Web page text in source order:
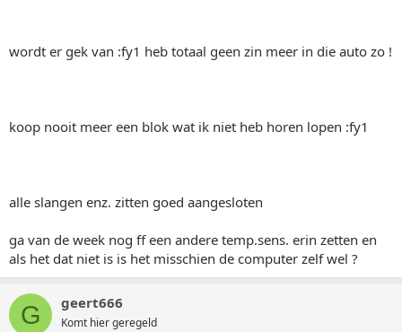
wordt er gek van :fy1 heb totaal geen zin meer in die auto zo !
koop nooit meer een blok wat ik niet heb horen lopen :fy1
alle slangen enz. zitten goed aangesloten
ga van de week nog ff een andere temp.sens. erin zetten en
als het dat niet is is het misschien de computer zelf wel ?
G geert666
Komt hier geregeld